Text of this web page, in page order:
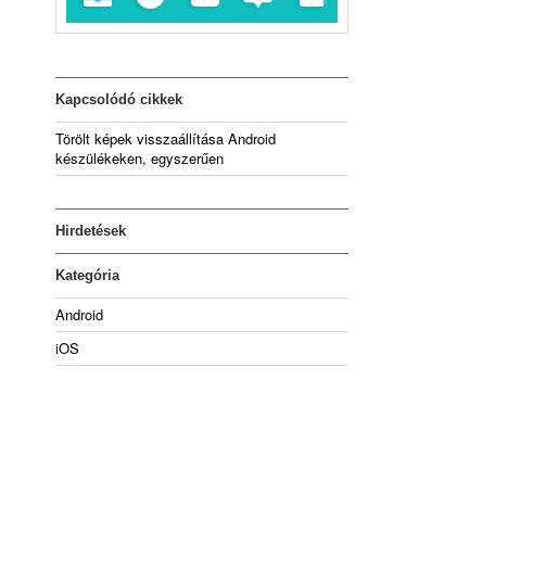
Kapcsolódó cikkek
Törölt képek visszaállítása Android
készülékeken, egyszerűen
Hirdetések
Kategória
Android
iOS